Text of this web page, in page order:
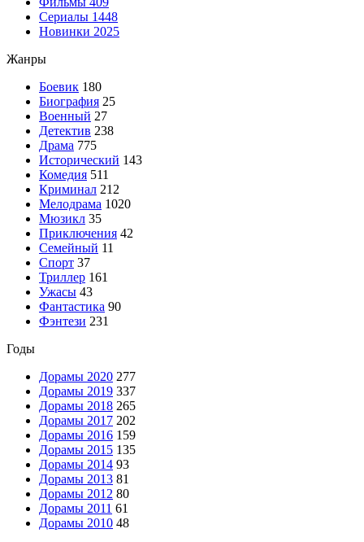
Сериалы 1448
Новинки 2025
Жанры
Боевик 180
Биография 25
Военный 27
Детектив 238
Драма 775
Исторический 143
Комедия 511
Криминал 212
Мелодрама 1020
Мюзикл 35
Приключения 42
Семейный 11
Спорт 37
Триллер 161
Ужасы 43
Фантастика 90
Фэнтези 231
Годы
Дорамы 2020 277
Дорамы 2019 337
Дорамы 2018 265
Дорамы 2017 202
Дорамы 2016 159
Дорамы 2015 135
Дорамы 2014 93
Дорамы 2013 81
Дорамы 2012 80
Дорамы 2011 61
Дорамы 2010 48